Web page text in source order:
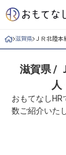
ログイン
求人・
キープし
おもて
滋賀県 ＪＲ北陸本
滋賀県 /
人
おもてなし
数ご紹介いた